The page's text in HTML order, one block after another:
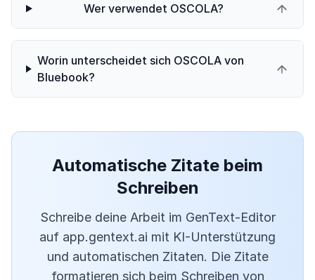
Wer verwendet OSCOLA?
Worin unterscheidet sich OSCOLA von
Bluebook?
Automatische Zitate beim
Schreiben
Schreibe deine Arbeit im GenText-Editor
auf app.gentext.ai mit KI-Unterstützung
und automatischen Zitaten. Die Zitate
formatieren sich beim Schreiben von